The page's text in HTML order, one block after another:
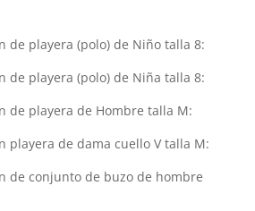
de playera (polo) de Niño talla 8:
de playera (polo) de Niña talla 8:
de playera de Hombre talla M:
playera de dama cuello V talla M:
de conjunto de buzo de hombre